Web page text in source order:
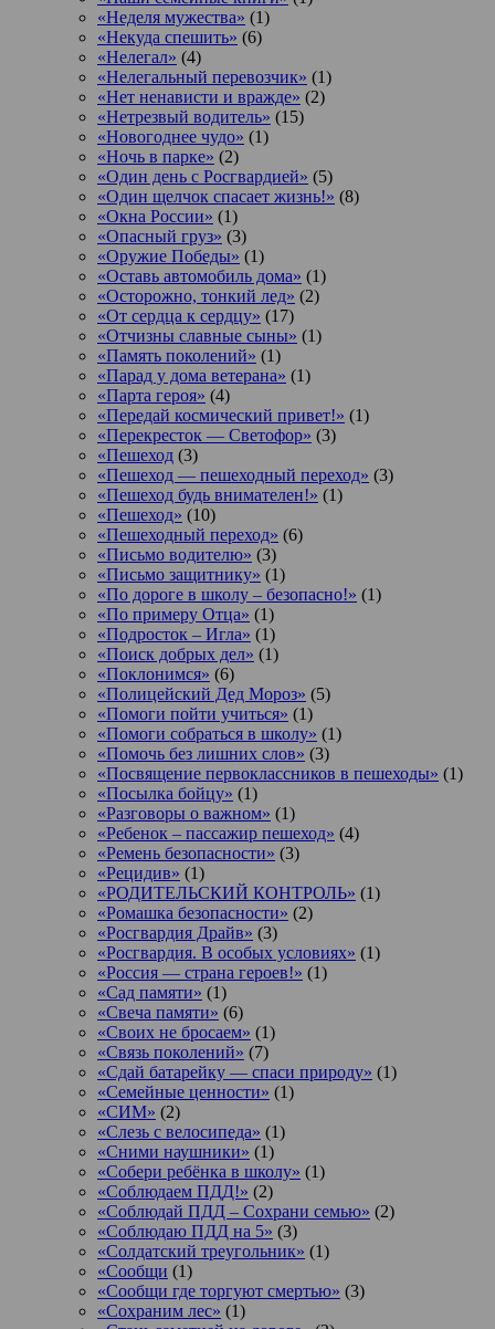
«Неделя мужества» (1)
«Некуда спешить» (6)
«Нелегал» (4)
«Нелегальный перевозчик» (1)
«Нет ненависти и вражде» (2)
«Нетрезвый водитель» (15)
«Новогоднее чудо» (1)
«Ночь в парке» (2)
«Один день с Росгвардией» (5)
«Один щелчок спасает жизнь!» (8)
«Окна России» (1)
«Опасный груз» (3)
«Оружие Победы» (1)
«Оставь автомобиль дома» (1)
«Осторожно, тонкий лед» (2)
«От сердца к сердцу» (17)
«Отчизны славные сыны» (1)
«Память поколений» (1)
«Парад у дома ветерана» (1)
«Парта героя» (4)
«Передай космический привет!» (1)
«Перекресток — Светофор» (3)
«Пешеход (3)
«Пешеход — пешеходный переход» (3)
«Пешеход будь внимателен!» (1)
«Пешеход» (10)
«Пешеходный переход» (6)
«Письмо водителю» (3)
«Письмо защитнику» (1)
«По дороге в школу – безопасно!» (1)
«По примеру Отца» (1)
«Подросток ‒ Игла» (1)
«Поиск добрых дел» (1)
«Поклонимся» (6)
«Полицейский Дед Мороз» (5)
«Помоги пойти учиться» (1)
«Помоги собраться в школу» (1)
«Помочь без лишних слов» (3)
«Посвящение первоклассников в пешеходы» (1)
«Посылка бойцу» (1)
«Разговоры о важном» (1)
«Ребенок – пассажир пешеход» (4)
«Ремень безопасности» (3)
«Рецидив» (1)
«РОДИТЕЛЬСКИЙ КОНТРОЛЬ» (1)
«Ромашка безопасности» (2)
«Росгвардия Драйв» (3)
«Росгвардия. В особых условиях» (1)
«Россия — страна героев!» (1)
«Сад памяти» (1)
«Свеча памяти» (6)
«Своих не бросаем» (1)
«Связь поколений» (7)
«Сдай батарейку — спаси природу» (1)
«Семейные ценности» (1)
«СИМ» (2)
«Слезь с велосипеда» (1)
«Сними наушники» (1)
«Собери ребёнка в школу» (1)
«Соблюдаем ПДД!» (2)
«Соблюдай ПДД – Сохрани семью» (2)
«Соблюдаю ПДД на 5» (3)
«Солдатский треугольник» (1)
«Сообщи (1)
«Сообщи где торгуют смертью» (3)
«Сохраним лес» (1)